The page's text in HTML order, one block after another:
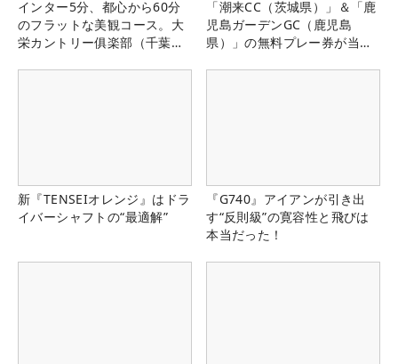
インター5分、都心から60分
のフラットな美観コース。大
栄カントリー俱楽部（千葉
「潮来CC（茨城県）」＆「鹿
児島ガーデンGC（鹿児島
県）」の無料プレー券が当た
新『TENSEIオレンジ』はドラ
イバーシャフトの“最適解”
『G740』アイアンが引き出
す“反則級”の寛容性と飛びは
本当だった！